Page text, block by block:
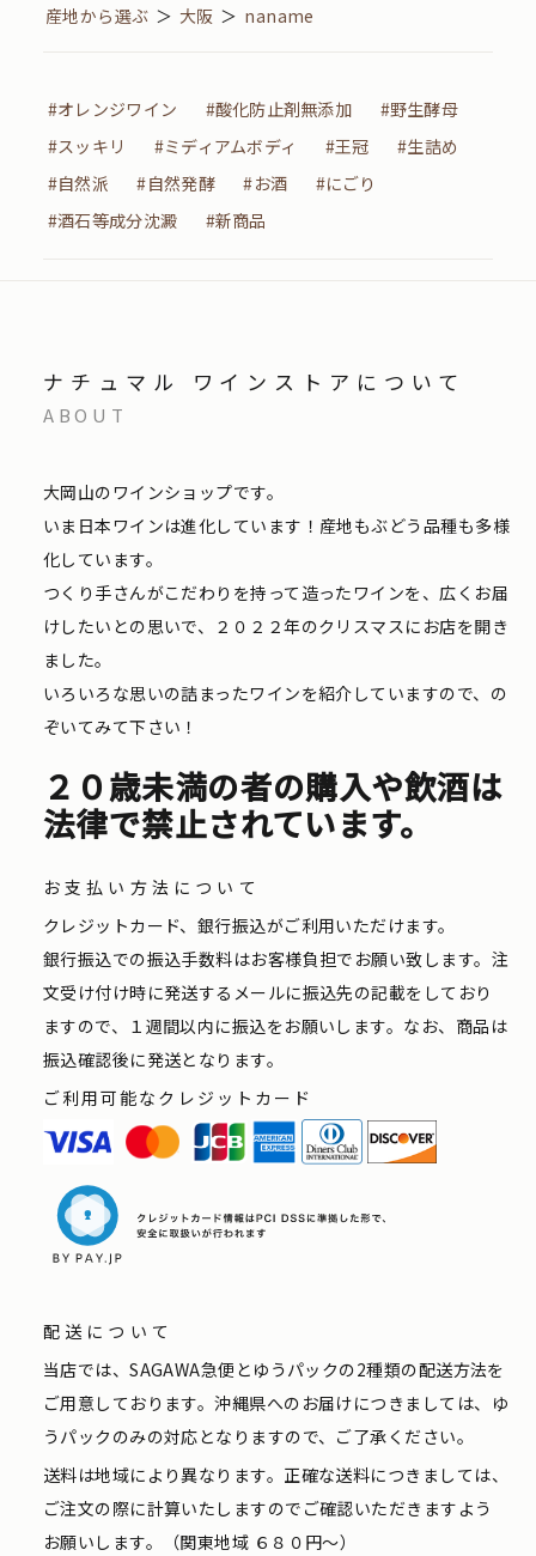
産地から選ぶ ＞ 大阪 ＞ naname
#オレンジワイン #酸化防止剤無添加
#野生酵母
#スッキリ
#ミディアムボディ #王冠
#生詰め
#自然派
#自然発酵 #お酒
#にごり
#酒石等成分沈澱
#新商品
ナチュマル ワインストアについて
ABOUT
大岡山のワインショップです。
いま日本ワインは進化しています！産地もぶどう品種も多様
化しています。
つくり手さんがこだわりを持って造ったワインを、広くお届
けしたいとの思いで、２０２２年のクリスマスにお店を開き
ました。
いろいろな思いの詰まったワインを紹介していますので、の
ぞいてみて下さい！
２０歳未満の者の購入や飲酒は
法律で禁止されています。
お支払い方法について
クレジットカード、銀行振込がご利用いただけます。
銀行振込での振込手数料はお客様負担でお願い致します。注
文受け付け時に発送するメールに振込先の記載をしており
ますので、１週間以内に振込をお願いします。なお、商品は
振込確認後に発送となります。
ご利用可能なクレジットカード
配送について
当店では、SAGAWA急便とゆうパックの2種類の配送方法を
ご用意しております。沖縄県へのお届けにつきましては、ゆ
うパックのみの対応となりますので、ご了承ください。
送料は地域により異なります。正確な送料につきましては、
ご注文の際に計算いたしますのでご確認いただきますよう
お願いします。（関東地域 ６８０円〜）